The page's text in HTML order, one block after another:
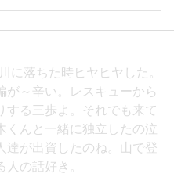
落ちた時ヒヤヒヤした。
が～辛い。レスキューから
する三歩よ。それでも来て
くんと一緒に独立したの泣
達が出資したのね。山で登
の話好き。